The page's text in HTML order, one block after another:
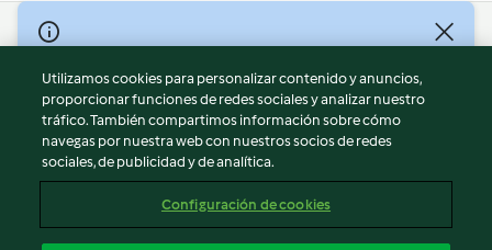
© Copyright 2026
Términos de uso
Política de privacidad
Aviso legal
Información legal
Reportar contenido
Utilizamos cookies para personalizar contenido y anuncios,
proporcionar funciones de redes sociales y analizar nuestro
tráfico. También compartimos información sobre cómo
navegas por nuestra web con nuestros socios de redes
sociales, de publicidad y de analítica.
Configuración de cookies